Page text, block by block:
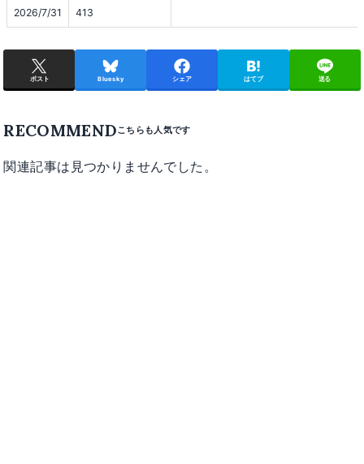
2026/7/31 413
ポスト Bluesky シェア はてブ 送る
RECOMMEND
関連記事は見つかりませんでした。